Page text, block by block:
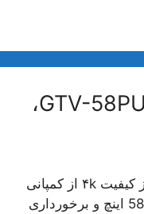
یک تلویزیون هوشمند با پشتیبانی از کیفیت ۴k از کمپانی
جی پلاس است که با داشتن سایز 58 اینچ و برخورداری